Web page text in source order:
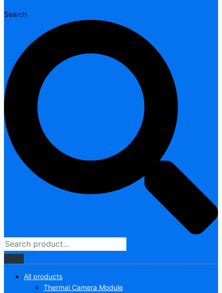
Search
All products
Thermal Camera Module